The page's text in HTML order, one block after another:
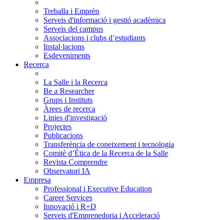
Treballa i Emprèn
Serveis d'informació i gestió acadèmica
Serveis del campus
Associacions i clubs d’estudiants
Instal·lacions
Esdeveniments
Recerca
La Salle i la Recerca
Be a Researcher
Grups i Instituts
Àrees de recerca
Linies d'investigació
Projectes
Publicacions
Transferència de coneixement i tecnologia
Comitè d’Ètica de la Recerca de la Salle
Revista Comprendre
Observatori IA
Empresa
Professional i Executive Education
Career Services
Innovació i R+D
Serveis d'Emprenedoria i Acceleració